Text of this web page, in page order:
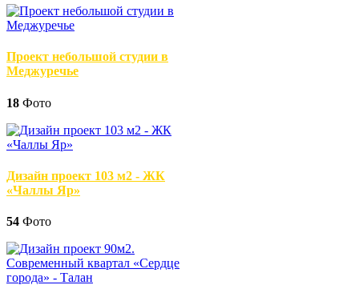
Проект небольшой студии в
Меджуречье
18 Фото
Дизайн проект 103 м2 - ЖК
«Чаллы Яр»
54 Фото